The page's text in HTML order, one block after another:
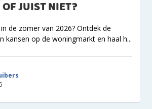
JUIST NIET?
de zomer van 2026? Ontdek de
kansen op de woningmarkt en haal h...